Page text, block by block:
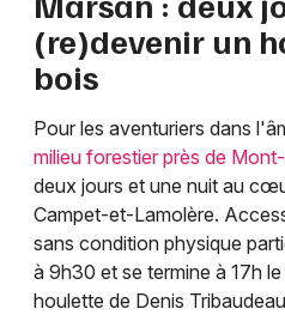
(re)devenir un
bois
Pour les aventuriers dans
milieu forestier près de
deux jours et une nuit au
Campet-et-Lamolère.
sans condition physique
à 9h30 et se termine à 17h
houlette de Denis